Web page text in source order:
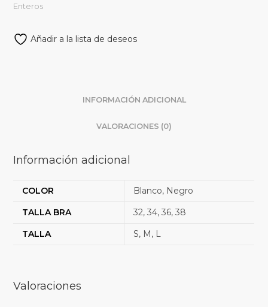
Enteros
Añadir a la lista de deseos
INFORMACIÓN ADICIONAL
VALORACIONES (0)
Información adicional
COLOR
Blanco, Negro
TALLA BRA
32, 34, 36, 38
TALLA
S, M, L
Valoraciones